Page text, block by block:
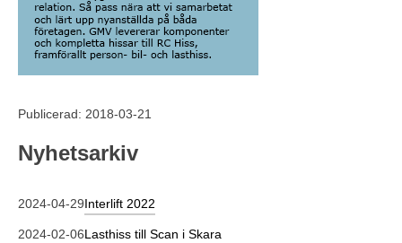
Publicerad: 2018-03-21
Nyhetsarkiv
2024-04-29Interlift 2022
2024-02-06Lasthiss till Scan i Skara